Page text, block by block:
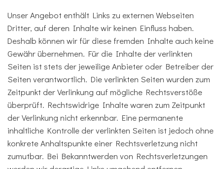
Unser Angebot enthält Links zu externen Webseiten
Dritter, auf deren Inhalte wir keinen Einfluss haben.
Deshalb können wir für diese fremden Inhalte auch keine
Gewähr übernehmen. Für die Inhalte der verlinkten
Seiten ist stets der jeweilige Anbieter oder Betreiber der
Seiten verantwortlich. Die verlinkten Seiten wurden zum
Zeitpunkt der Verlinkung auf mögliche Rechtsverstöße
überprüft. Rechtswidrige Inhalte waren zum Zeitpunkt
der Verlinkung nicht erkennbar. Eine permanente
inhaltliche Kontrolle der verlinkten Seiten ist jedoch ohne
konkrete Anhaltspunkte einer Rechtsverletzung nicht
zumutbar. Bei Bekanntwerden von Rechtsverletzungen